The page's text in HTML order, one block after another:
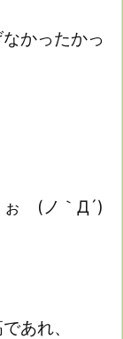
かったかっ
ぉ (ノ｀Д´)
あれ、